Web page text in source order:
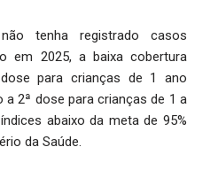
tenha registrado casos
em 2025, a baixa cobertura
para crianças de 1 ano
a 2ª dose para crianças de 1 a
abaixo da meta de 95%
da Saúde.